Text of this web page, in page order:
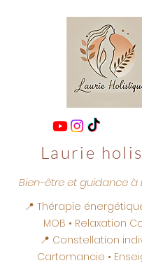
Laurie
Bien-être et guidance à
📍 Thérapie
MOB • Relaxation
📍 Constellation
Cartomancie •